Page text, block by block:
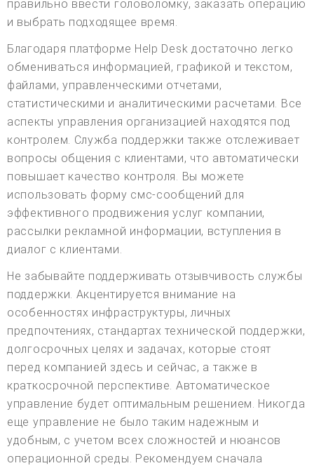
правильно ввести головоломку, заказать операцию
и выбрать подходящее время.
Благодаря платформе Help Desk достаточно легко
обмениваться информацией, графикой и текстом,
файлами, управленческими отчетами,
статистическими и аналитическими расчетами. Все
аспекты управления организацией находятся под
контролем. Служба поддержки также отслеживает
вопросы общения с клиентами, что автоматически
повышает качество контроля. Вы можете
использовать форму смс-сообщений для
эффективного продвижения услуг компании,
рассылки рекламной информации, вступления в
диалог с клиентами.
Не забывайте поддерживать отзывчивость службы
поддержки. Акцентируется внимание на
особенностях инфраструктуры, личных
предпочтениях, стандартах технической поддержки,
долгосрочных целях и задачах, которые стоят
перед компанией здесь и сейчас, а также в
краткосрочной перспективе. Автоматическое
управление будет оптимальным решением. Никогда
еще управление не было таким надежным и
удобным, с учетом всех сложностей и нюансов
операционной среды. Рекомендуем сначала